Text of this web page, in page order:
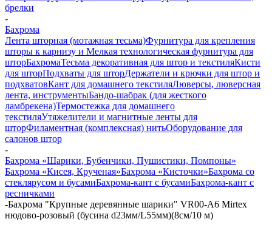
брелки
-
Бахрома
Лента шторная (мотажная тесьма)Фурнитура для крепления
шторы к карнизу и Мелкая технологическая фурнитура для
шторБахромаТесьма декоративная для штор и текстиляКисти
для шторПодхваты для шторДержатели и крючки для штор и
подхватовКант для домашнего текстиляЛюверсы, люверсная
лента, инструментыБандо-шабрак (для жесткого
ламбрекена)Термостежка для домашнего
текстиляУтяжелители и магнитные ленты для
шторФиламентная (комплексная) нитьОборудование для
салонов штор
-
Бахрома «Шарики, Бубенчики, Пушистики, Помпоны»
Бахрома «Кисея, Крученая»Бахрома «Кисточки»Бахрома со
стеклярусом и бусамиБахрома-кант с бусамиБахрома-кант с
ресничками
-Бахрома "Крупные деревянные шарики" VR00-A6 Mirtex
нюдово-розовый (бусина d23мм/L55мм)(8см/10 м)